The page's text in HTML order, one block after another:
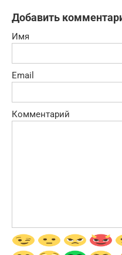
Добавить
Имя
Email
Комментарий